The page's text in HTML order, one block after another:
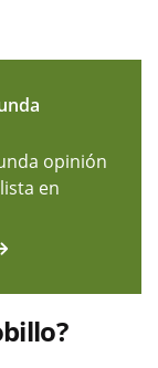
opinión
en